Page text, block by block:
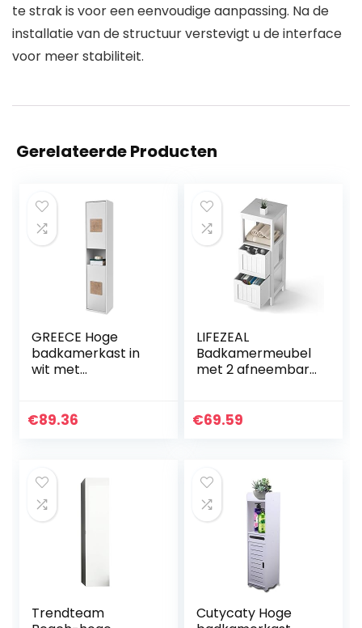
te strak is voor een eenvoudige aanpassing. Na de
installatie van de structuur verstevigt u de interface
voor meer stabiliteit.
Gerelateerde Producten
GREECE Hoge
badkamerkast in
wit met
badkamerkast
x d)
€89.36
LIFEZEAL
Badkamermeubel
met 2 afneembare
kast op voet met
€69.59
Trendteam
Cutycaty Hoge